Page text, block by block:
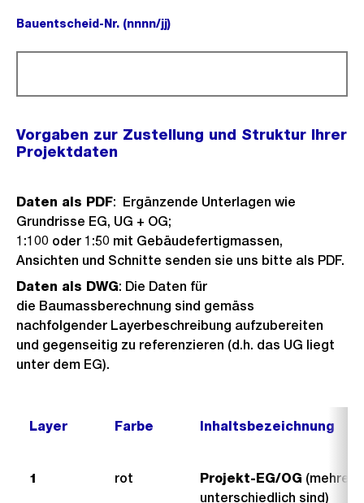
Bauentscheid-Nr. (nnnn/jj)
Vorgaben zur Zustellung und Struktur Ihrer
Projektdaten
Daten als PDF: Ergänzende Unterlagen wie
Grundrisse EG, UG + OG;
1:100 oder 1:50 mit Gebäudefertigmassen,
Ansichten und Schnitte senden sie uns bitte als PDF.
Daten als DWG: Die Daten für
die Baumassberechnung sind gemäss
nachfolgender Layerbeschreibung aufzubereiten
und gegenseitig zu referenzieren (d.h. das UG liegt
unter dem EG).
Layer Farbe Inhaltsbezeichnung
1 rot Projekt-EG/OG
unterschiedlich sind)